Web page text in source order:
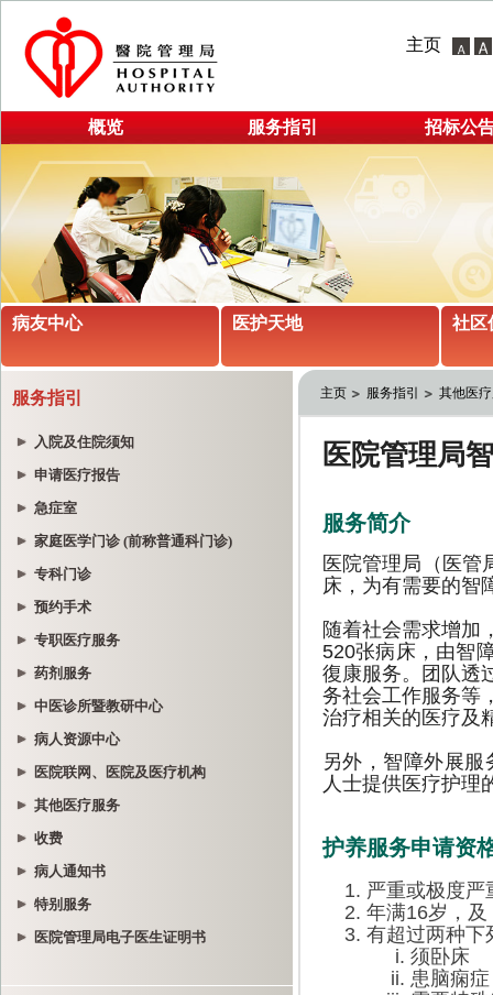
主页
概览 服务指引 招标公
病友中心 医护天地 社区
服务指引
入院及住院须知
申请医疗报告
急症室
家庭医学门诊 (前称普通科门诊)
专科门诊
预约手术
专职医疗服务
药剂服务
中医诊所暨教研中心
病人资源中心
医院联网、医院及医疗机构
其他医疗服务
收费
病人通知书
特别服务
医院管理局电子医生证明书
主页 服务指引 其他医